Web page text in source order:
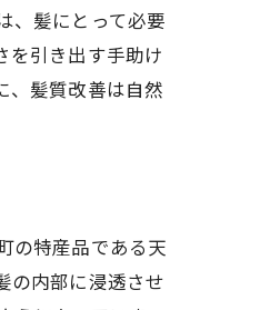
、髪にとって必要
を引き出す手助け
、髪質改善は自然
の特産品である天
の内部に浸透させ